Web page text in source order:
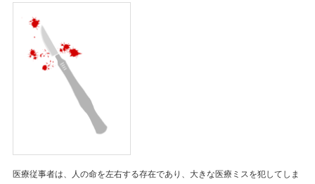
医療従事者は、人の命を左右する存在であり、大きな医療ミスを犯してしま